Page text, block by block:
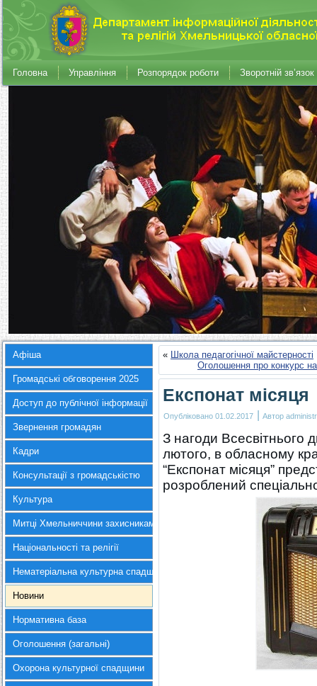
Головна Управління Розпорядок роботи Зворотній зв’язок
Афіша
Громадські обговорення 2025
Доступ до публічної інформації
Звернення громадян
Кадри
Консультації з громадськістю
Культура
Митці Хмельниччини захисникам України
Національності та релігії
Нематеріальна культурна спадщина
Новини
Нормативна база
Оголошення (загальні)
Охорона культурної спадщини
« Школа педагогічної майстерності
Оголошення про конкурс
Експонат місяця
Опубліковано 01.02.2017 | Автор
З нагоди Всесвітнього
лютого, в обласному
“Експонат місяця”
розроблений